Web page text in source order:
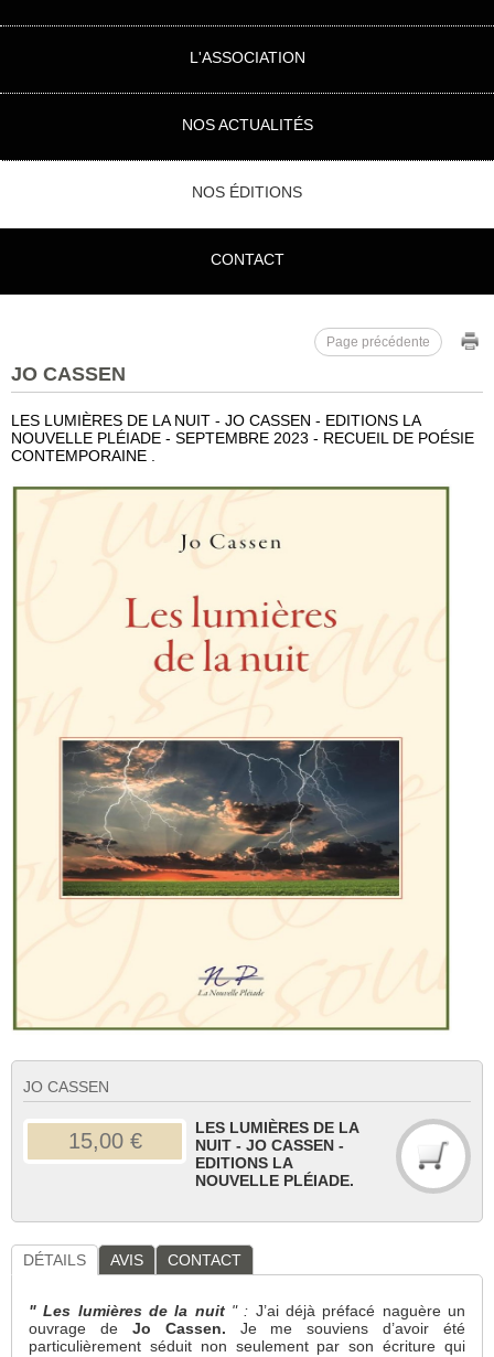
L'ASSOCIATION
NOS ACTUALITÉS
NOS ÉDITIONS
CONTACT
Page précédente
JO CASSEN
LES LUMIÈRES DE LA NUIT - JO CASSEN - EDITIONS LA
NOUVELLE PLÉIADE - SEPTEMBRE 2023 - RECUEIL DE POÉSIE
CONTEMPORAINE .
JO CASSEN
15,00 €
LES LUMIÈRES DE LA
NUIT - JO CASSEN -
EDITIONS LA
NOUVELLE PLÉIADE.
DÉTAILS AVIS CONTACT
" Les lumières de la nuit" : J’ai déjà préfacé naguère un
ouvrage de Jo Cassen. Je me souviens d’avoir été
particulièrement séduit non seulement par son écriture qui